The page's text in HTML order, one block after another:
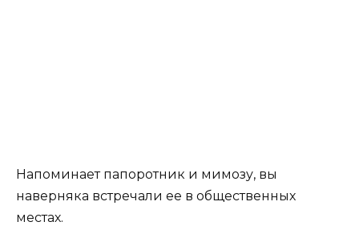
Напоминает папоротник и мимозу, вы
наверняка встречали ее в общественных
местах.